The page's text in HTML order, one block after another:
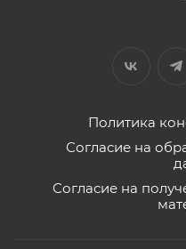
Политика
Согласие на
Согласие на